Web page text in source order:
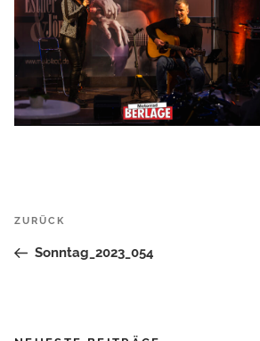
Vorheriger
ZURÜCK
Sonntag_2023_054